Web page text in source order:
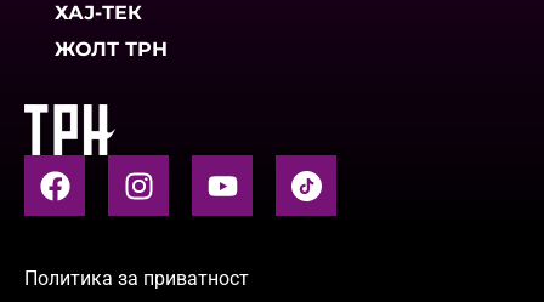
ХАЈ-ТЕК
ЖОЛТ ТРН
Политика за приватност